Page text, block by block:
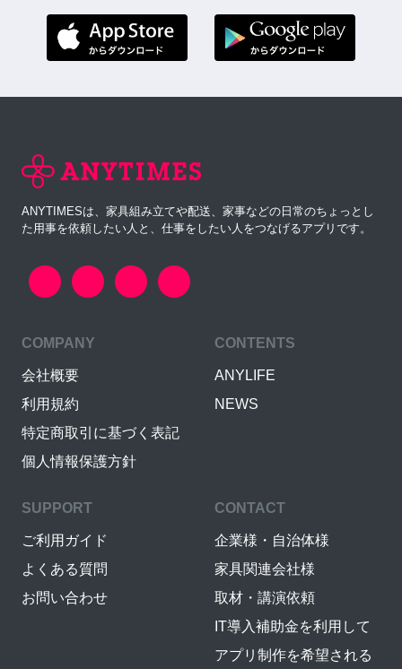
ANYTIMESは、家具組み立てや配送、家事などの日常のちょっとし
た用事を依頼したい人と、仕事をしたい人をつなげるアプリです。
COMPANY
会社概要
利用規約
特定商取引に基づく表記
個人情報保護方針
CONTENTS
ANYLIFE
NEWS
SUPPORT
ご利用ガイド
よくある質問
お問い合わせ
CONTACT
企業様・自治体様
家具関連会社様
取材・講演依頼
IT導入補助金を利用して
アプリ制作を希望される